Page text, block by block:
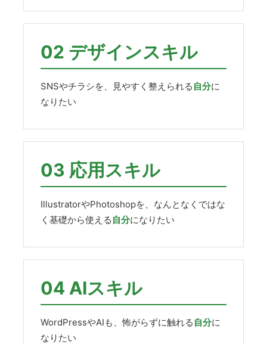
02 デザインスキル
SNSやチラシを、見やすく整えられる 自分に
なりたい
03 応用スキル
IllustratorやPhotoshopを、なんとなくではな
く基礎から使える 自分になりたい
04 AIスキル
WordPressやAIも、怖がらずに触れる 自分に
なりたい